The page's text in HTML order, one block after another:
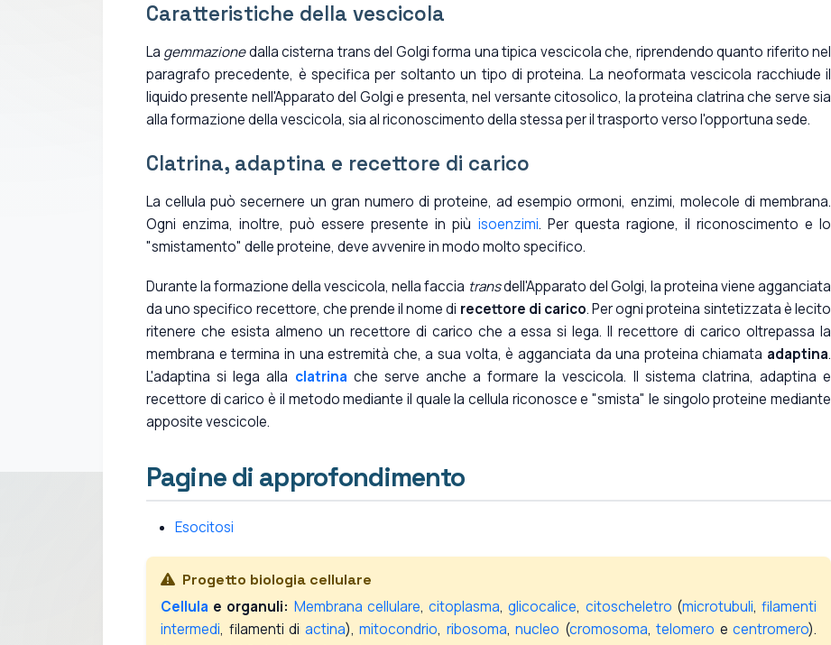
Caratteristiche della vescicola
La gemmazionedalla cisterna trans del Golgi forma una tipica vescicola che, riprendendo quanto riferito nel
paragrafo precedente, è specifica per soltanto un tipo di proteina. La neoformata vescicola racchiude il
liquido presente nell'Apparato del Golgi e presenta, nel versante citosolico, la proteina clatrina che serve sia
alla formazione della vescicola, sia al riconoscimento della stessa per il trasporto verso l'opportuna sede.
Clatrina, adaptina e recettore di carico
La cellula può secernere un gran numero di proteine, ad esempio ormoni, enzimi, molecole di membrana.
Ogni enzima, inoltre, può essere presente in più isoenzimi. Per questa ragione, il riconoscimento e lo
"smistamento" delle proteine, deve avvenire in modo molto specifico.
Durante la formazione della vescicola, nella faccia transdell'Apparato del Golgi, la proteina viene agganciata
da uno specifico recettore, che prende il nome di recettore di carico. Per ogni proteina sintetizzata è lecito
ritenere che esista almeno un recettore di carico che a essa si lega. Il recettore di carico oltrepassa la
membrana e termina in una estremità che, a sua volta, è agganciata da una proteina chiamata adaptina.
L'adaptina si lega alla clatrina che serve anche a formare la vescicola. Il sistema clatrina, adaptina e
recettore di carico è il metodo mediante il quale la cellula riconosce e "smista" le singolo proteine mediante
apposite vescicole.
Pagine di approfondimento
Esocitosi
Progetto biologia cellulare
Cellula e organuli: Membrana cellulare,citoplasma,glicocalice, citoscheletro (microtubuli,filamenti
intermedi, filamenti di actina), mitocondrio, ribosoma, nucleo (cromosoma, telomero e centromero).